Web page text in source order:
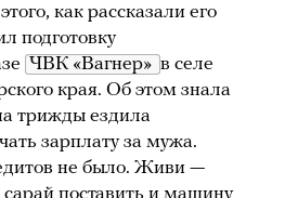
как рассказали его
подготовку
ЧВК «Вагнер» в селе
края. Об этом знала
трижды ездила
зарплату за мужа.
не было. Живи —